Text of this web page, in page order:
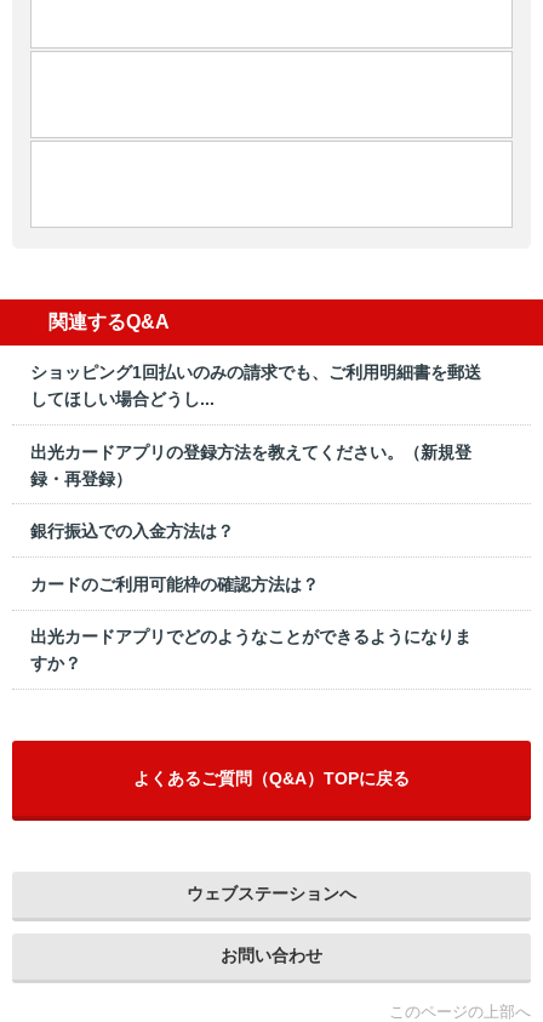
関連するQ&A
ショッピング1回払いのみの請求でも、ご利用明細書を郵送
してほしい場合どうし...
出光カードアプリの登録方法を教えてください。（新規登
録・再登録）
銀行振込での入金方法は？
カードのご利用可能枠の確認方法は？
出光カードアプリでどのようなことができるようになりま
すか？
よくあるご質問（Q&A）TOPに戻る
ウェブステーションへ
お問い合わせ
このページの上部へ